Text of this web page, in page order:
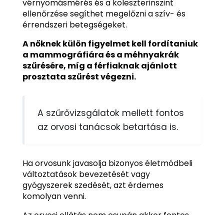
vérnyomásmérés és a koleszterinszint
ellenőrzése segíthet megelőzni a szív- és
érrendszeri betegségeket.
A nőknek külön figyelmet kell fordítaniuk
a mammográfiára és a méhnyakrák
szűrésére, míg a férfiaknak ajánlott
prosztata szűrést végezni.
A szűrővizsgálatok mellett fontos
az orvosi tanácsok betartása is.
Ha orvosunk javasolja bizonyos életmódbeli
változtatások bevezetését vagy
gyógyszerek szedését, azt érdemes
komolyan venni.